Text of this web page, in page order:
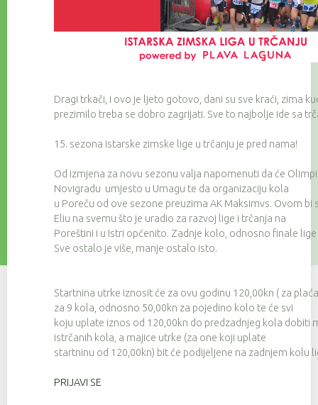
Dragi trkači, i ovo je ljeto gotovo, dani su sve kraći, zima
prezimilo treba se dobro zagrijati. Sve to najbolje ide sa
15. sezona istarske zimske lige u trčanju je pred nama!
Od izmjena za novu sezonu valja napomenuti da će
Novigradu umjesto u Umagu te da organizaciju kola
u Poreču od ove sezone preuzima AK Maksimvs. Ovom
Eliu na svemu što je uradio za razvoj lige i trčanja na
Poreštini i u Istri općenito. Zadnje kolo, odnosno finale
Sve ostalo je više, manje ostalo isto.
Startnina utrke iznosit će za ovu godinu 120,00kn ( za
za 9 kola, odnosno 50,00kn za pojedino kolo te će svi
koju uplate iznos od 120,00kn do predzadnjeg kola dobiti
istrčanih kola, a majice utrke (za one koji uplate
startninu od 120,00kn) bit će podijeljene na zadnjem kolu
PRIJAVI SE